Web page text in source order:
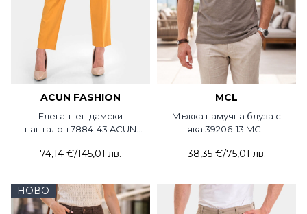
ACUN FASHION
Елегантен дамски
панталон 7884-43 ACUN
74,14 €/145,01 лв.
MCL
Мъжка памучна блуза с
яка 39206-13 MCL
38,35 €/75,01 лв.
НОВО